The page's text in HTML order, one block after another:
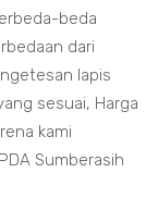
beda
dari
lapis
sesuai, Harga
kami
Sumberasih